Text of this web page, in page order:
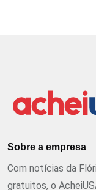
Sobre a empresa
Com notícias da
gratuitos, o